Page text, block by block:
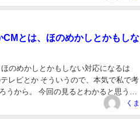
とは、ほのめかしとかもしな
のめかしとかもしない対応になるは
かると思うけ
くま